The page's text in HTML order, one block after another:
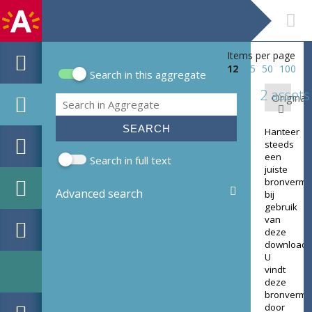
Search form
Search in this aggregate
Search
Search in full text
Advanced search
Items per page
12
25 50 100
2 assets
Original:
Hanteer
steeds
een
juiste
bij
gebruik
van
deze
download.
U
vindt
deze
door